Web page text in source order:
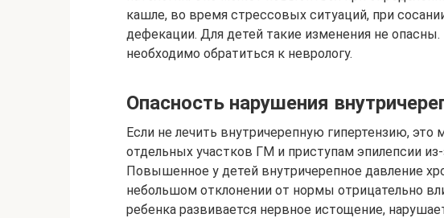
кашле, во время стрессовых ситуаций, при
дефекации. Для детей такие изменения не
необходимо обратиться к неврологу.
Опасность нарушения
Если не лечить внутричерепную гипертензию,
отдельных участков ГМ и приступам эпилепсии
Повышенное у детей внутричерепное давление
небольшом отклонении от нормы отрицательно
ребенка развивается нервное истощение,